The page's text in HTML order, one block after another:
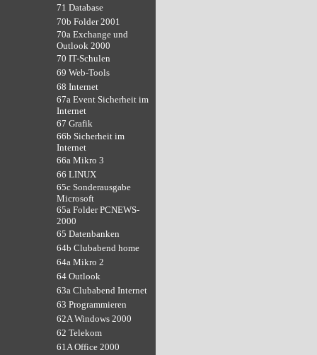
71 Database
70b Folder 2001
70a Exchange und
Outlook 2000
70 IT-Schulen
69 Web-Tools
68 Internet
67a Event Sicherheit im
Internet
67 Grafik
66b Sicherheit im
Internet
66a Mikro 3
66 LINUX
65c Sonderausgabe
Microsoft
65a Folder PCNEWS-
2000
65 Datenbanken
64b Clubabend home
64a Mikro 2
64 Outlook
63a Clubabend Internet
63 Programmieren
62A Windows 2000
62 Telekom
61A Office 2000